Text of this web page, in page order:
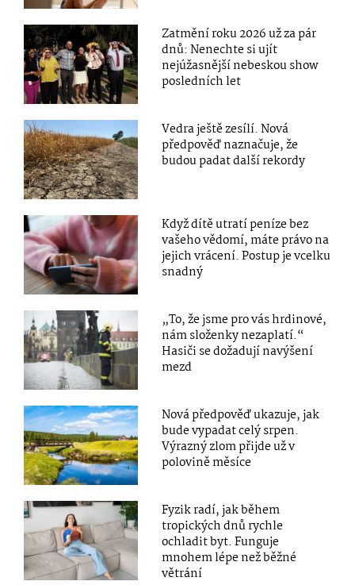
Zatmění roku 2026 už za pár
dnů: Nenechte si ujít
nejúžasnější nebeskou show
posledních let
Vedra ještě zesílí. Nová
předpověď naznačuje, že
budou padat další rekordy
Když dítě utratí peníze bez
vašeho vědomí, máte právo na
jejich vrácení. Postup je vcelku
snadný
„To, že jsme pro vás hrdinové,
nám složenky nezaplatí.“
Hasiči se dožadují navýšení
mezd
Nová předpověď ukazuje, jak
bude vypadat celý srpen.
Výrazný zlom přijde už v
polovině měsíce
Fyzik radí, jak během
tropických dnů rychle
ochladit byt. Funguje
mnohem lépe než běžné
větrání